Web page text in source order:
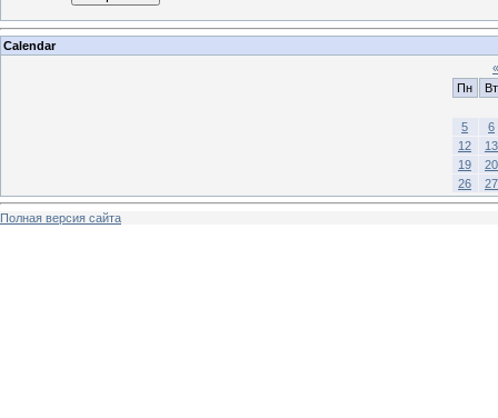
Calendar
«
Пн
Вт
5
6
12
13
19
20
26
27
Полная версия сайта